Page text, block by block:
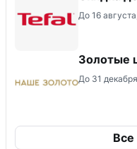
До 16
Золотые
До 31